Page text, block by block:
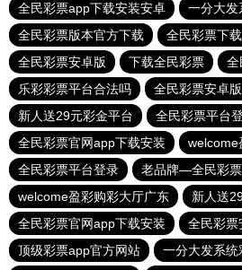
全民彩票app下载安装安卓
一分大发
全民彩票版本官方下载
全民彩票下
全民彩票安卓版
下载全民彩票
全
乐彩彩票平台合法吗
全民彩票安卓
新人送29元彩金平台
全民彩票平台
全民彩票官网app下载安装
welcome
全民彩票平台登录
老品牌—全民彩票
welcome盈彩购彩大厅广东
新人送
全民彩票官网app下载安装
全民彩票
顶级彩票app官方网站
一分大发系统